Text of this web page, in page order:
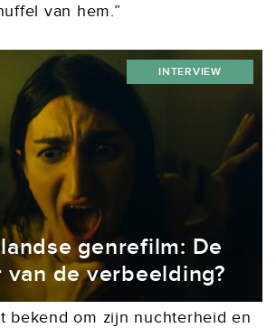
van hem.”
genrefilm: De
de verbeelding?
bekend om zijn nuchterheid en
INTERVIEW